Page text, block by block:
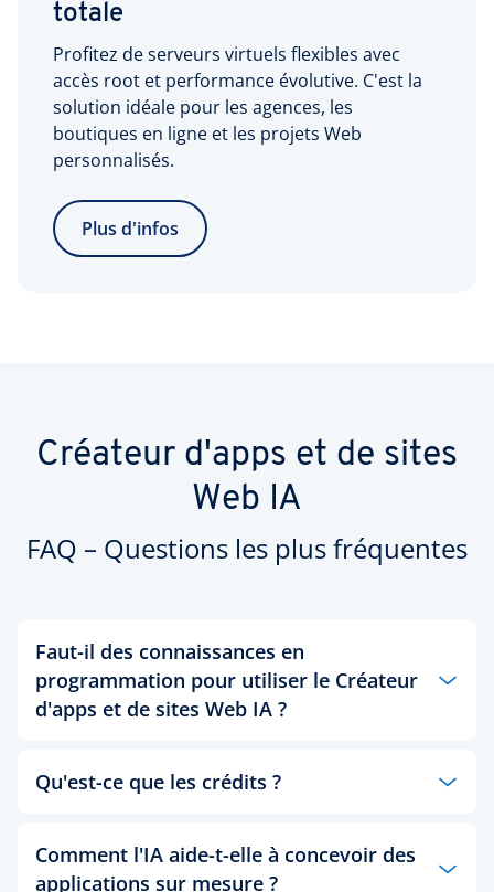
totale
Profitez de serveurs virtuels flexibles avec
accès root et performance évolutive. C'est la
solution idéale pour les agences, les
boutiques en ligne et les projets Web
personnalisés.
Plus d'infos
Créateur d'apps et de sites
Web IA
FAQ – Questions les plus fréquentes
Faut-il des connaissances en
programmation pour utiliser le Créateur
d'apps et de sites Web IA ?
explicitement aux utilisateurs sans connaissances
IA génère une application ou un site Web complet
et immédiatement prêt à l'emploi. C'est la solution
Qu'est-ce que les crédits ?
Plus la tâche est complexe, plus elle consomme de
Comment l'IA aide-t-elle à concevoir des
applications sur mesure ?